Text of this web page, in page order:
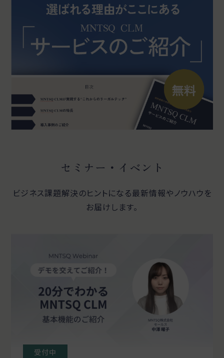
セミナー・イベント
ビジネス課題解決のヒントになる最新情報やノウハウを
お届けします。
受付中